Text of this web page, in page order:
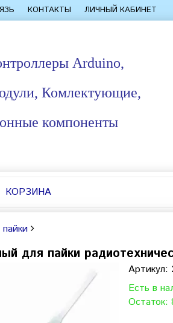
КОНТАКТЫ ЛИЧНЫЙ КАБИНЕТ
Arduino,
Комлектующие,
компоненты
КОРЗИНА
для пайки
Артикул:
Есть в
Остаток: